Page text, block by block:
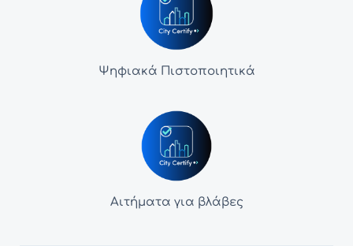
Ψηφιακά Πιστοποιητικά
Αιτήματα για βλάβες